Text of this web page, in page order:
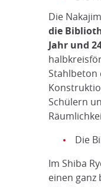
Die
die
Jahr und
Schülern
Die
Im Shiba
einen ganz